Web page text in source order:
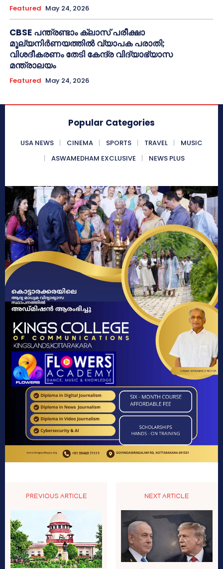
Featured May 24, 2026
CBSE പന്ത്രണ്ടാം ക്ലാസ് പരീക്ഷാ
മൂല്യനിർണയത്തിൽ വ്യാപക പരാതി;
വിശദീകരണം തേടി കേന്ദ്ര വിദ്യാഭ്യാസ
മന്ത്രാലയം
Featured May 24, 2026
Popular Categories
USA NEWS CINEMA SPORTS TRAVEL
MUSIC
ASWAMEDHAM EXCLUSIVE
NEWS PLUS
PREVIOUS ARTICLE NEXT ARTICLE